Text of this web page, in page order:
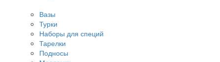
Вазы
Турки
Наборы для специй
Тарелки
Подносы